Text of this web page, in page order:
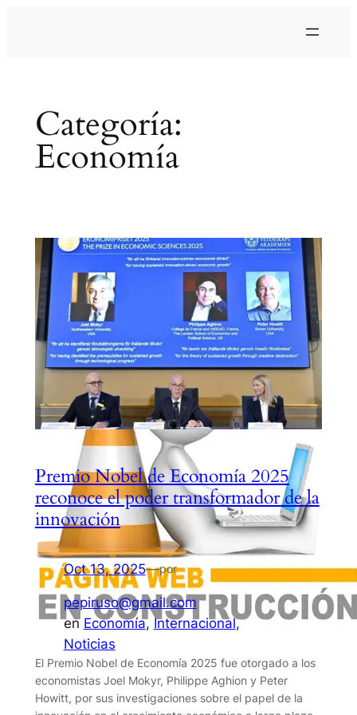
Categoría:
Economía
Premio Nobel de Economía 2025
reconoce el poder transformador de la
innovación
Oct 13, 2025—por
pepiruso@gmail.com
en Economía, Internacional ,
Noticias
El Premio Nobel de Economía 2025 fue otorgado a los
economistas Joel Mokyr, Philippe Aghion y Peter
Howitt, por sus investigaciones sobre el papel de la